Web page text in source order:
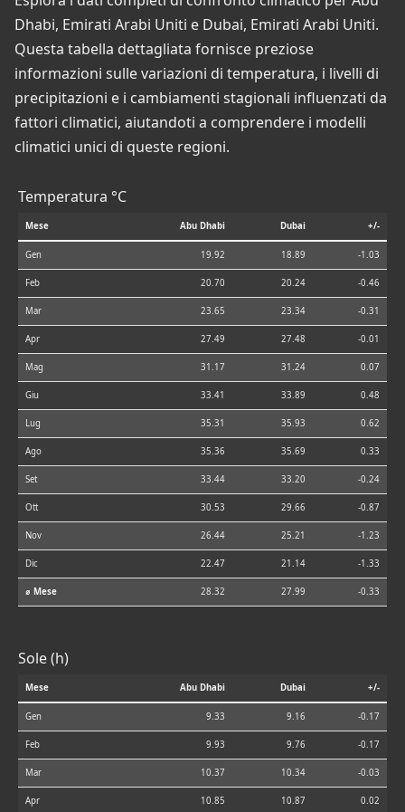
Dhabi, Emirati Arabi Uniti e Dubai, Emirati Arabi Uniti.
Questa tabella dettagliata fornisce preziose
informazioni sulle variazioni di temperatura, i livelli di
precipitazioni e i cambiamenti stagionali influenzati da
fattori climatici, aiutandoti a comprendere i modelli
climatici unici di queste regioni.
Temperatura °C
Mese Abu Dhabi Dubai +/-
Gen 19.92 18.89 -1.03
Feb 20.70 20.24 -0.46
Mar 23.65 23.34 -0.31
Apr 27.49 27.48 -0.01
Mag 31.17 31.24 0.07
Giu 33.41 33.89 0.48
Lug 35.31 35.93 0.62
Ago 35.36 35.69 0.33
Set 33.44 33.20 -0.24
Ott 30.53 29.66 -0.87
Nov 26.44 25.21 -1.23
Dic 22.47 21.14 -1.33
⌀ Mese 28.32 27.99 -0.33
Sole (h)
Mese Abu Dhabi Dubai +/-
Gen 9.33 9.16 -0.17
Feb 9.93 9.76 -0.17
Mar 10.37 10.34 -0.03
Apr 10.85 10.87 0.02